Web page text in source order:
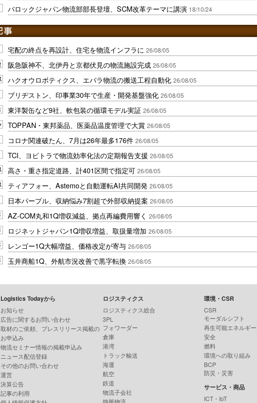
バロックジャパン物流部部長登壇、SCM改革テーマに講演 18/10/24
宅配の終点を再設計、住宅を物流インフラに 26/08/05
阪急阪神不、北伊丹と京都伏見の物流施設完成 26/08/05
ハクオウロボティクス、エバラ物流の搬送工程自動化 26/08/05
ブリヂストン、印事業30年で生産・開発基盤強化 26/08/05
東洋製缶など9社、軟包装の循環モデル実証 26/08/05
TOPPAN・東邦薬品、医薬品温度管理で大賞 26/08/05
コロナ関連破たん、7月は26年最多176件 26/08/05
TCI、ヨビトラで物流効率化法の定期報告支援 26/08/05
高さ・重さ指定道路、計401区間で指定可 26/08/05
ティアフォー、Astemoと自動運転AI共同開発 26/08/05
日本パープル、収納悩み7割超で外部収納提案 26/08/05
AZ-COM丸和1Q増収減益、拠点再編費用響く 26/08/05
ロジネットジャパン1Q増収増益、取扱量増加 26/08/05
レンゴー1Q大幅増益、価格改定が寄与 26/08/05
玉井商船1Q、外航市況改善で黒字転換 26/08/05
Logistics Todayから
お知らせ
広告に関するお問い合わせ
取材のご依頼、プレスリリース掲載の
お申込み
物流セミナー情報の掲載申込み
ニュース配信登録
その他のお問い合わせ
運営
決算公告
記事の利用
ロジスティクス
ロジスティクス総合
3PL
フォワーダー
倉庫
港湾
トラック輸送
海運
航空
鉄道
物流子会社
静脈物流
環境・CSR
CSR
モーダルシフト
再生可能エネルギー
安全
燃料
環境への取り組み
BCP
防災・災害
サービス・商品
ICT・IoT